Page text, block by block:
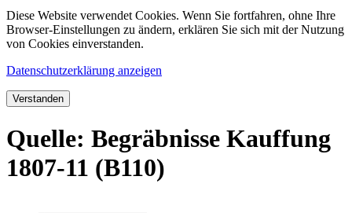
Diese Website verwendet Cookies. Wenn Sie fortfahren, ohne Ihre
Browser-Einstellungen zu ändern, erklären Sie sich mit der Nutzung
von Cookies einverstanden.
Datenschutzerklärung anzeigen
Verstanden
Quelle: Begräbnisse Kauffung
1807-11 (B110)